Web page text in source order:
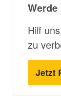
Hilf
zu
Jetzt